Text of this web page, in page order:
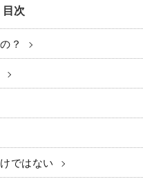
目次
？
ではない